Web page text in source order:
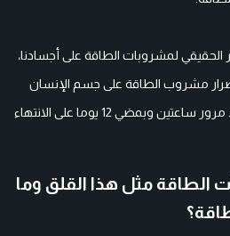
الحقيقي لمشروبات الطاقة على أجسادنا،
مشروب الطاقة على جسم الإنسان
على مراحل، بعد 10 دقائق وبعد مرور ساعتين وبمضي 12 يوما على الانتهاء
الطاقة مثل هذا القلق وما